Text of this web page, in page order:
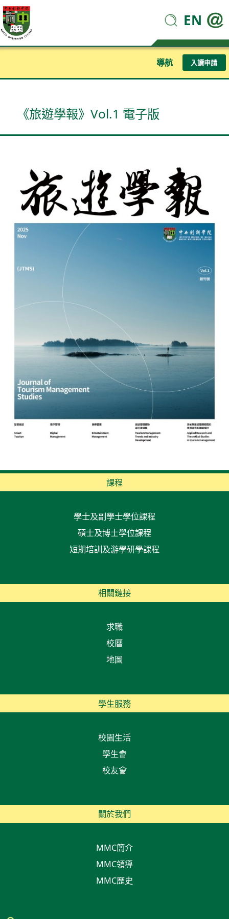
EN
導航 入讀申請
《旅遊學報》Vol.1 電子版
課程
學士及副學士學位課程
碩士及博士學位課程
短期培訓及游學研學課程
相關鏈接
求職
校曆
地圖
學生服務
校園生活
學生會
校友會
關於我們
MMC簡介
MMC領導
MMC歷史